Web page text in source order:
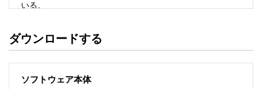
いる。
・ソフトウェアを改変、またはリバースエンジニアリング
ダウンロードする
ソフトウェア本体